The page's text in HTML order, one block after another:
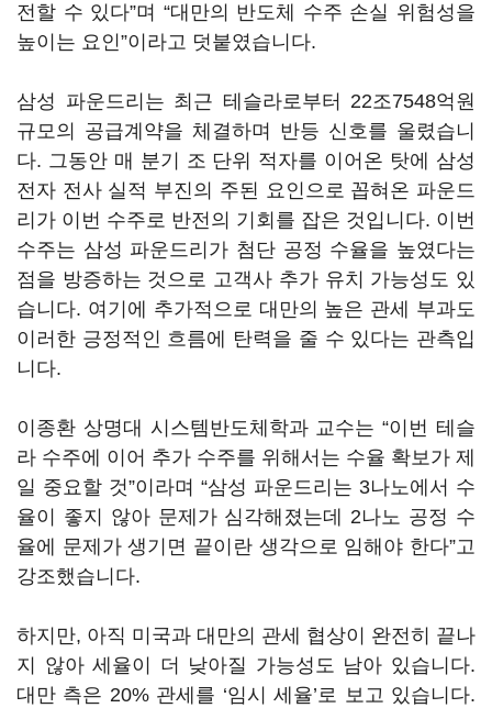
전할 수 있다”며 “대만의 반도체 수주 손실 위험성을
높이는 요인”이라고 덧붙였습니다.
삼성 파운드리는 최근 테슬라로부터 22조7548억원
규모의 공급계약을 체결하며 반등 신호를 울렸습니
다. 그동안 매 분기 조 단위 적자를 이어온 탓에 삼성
전자 전사 실적 부진의 주된 요인으로 꼽혀온 파운드
리가 이번 수주로 반전의 기회를 잡은 것입니다. 이번
수주는 삼성 파운드리가 첨단 공정 수율을 높였다는
점을 방증하는 것으로 고객사 추가 유치 가능성도 있
습니다. 여기에 추가적으로 대만의 높은 관세 부과도
이러한 긍정적인 흐름에 탄력을 줄 수 있다는 관측입
니다.
이종환 상명대 시스템반도체학과 교수는 “이번 테슬
라 수주에 이어 추가 수주를 위해서는 수율 확보가 제
일 중요할 것”이라며 “삼성 파운드리는 3나노에서 수
율이 좋지 않아 문제가 심각해졌는데 2나노 공정 수
율에 문제가 생기면 끝이란 생각으로 임해야 한다”고
강조했습니다.
하지만, 아직 미국과 대만의 관세 협상이 완전히 끝나
지 않아 세율이 더 낮아질 가능성도 남아 있습니다.
대만 측은 20% 관세를 ‘임시 세율’로 보고 있습니다.